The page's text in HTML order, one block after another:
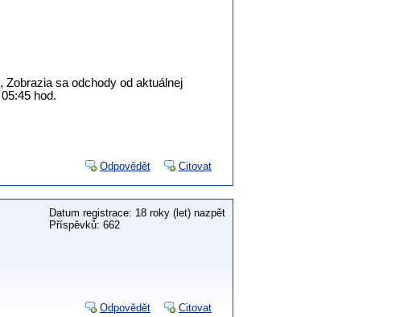
Zobrazia sa odchody od aktuálnej
hod.
Odpovědět Citovat
Datum registrace: 18 roky (let) nazpět
Příspěvků: 662
Odpovědět Citovat